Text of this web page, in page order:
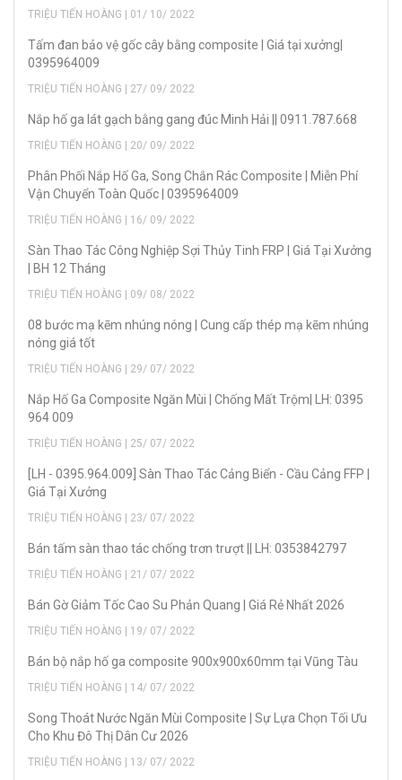
TRIỆU TIẾN HOÀNG | 01/ 10/ 2022
Tấm đan bảo vệ gốc cây bằng composite | Giá tại xưởng|
0395964009
TRIỆU TIẾN HOÀNG | 27/ 09/ 2022
Nắp hố ga lát gạch bằng gang đúc Minh Hải || 0911.787.668
TRIỆU TIẾN HOÀNG | 20/ 09/ 2022
Phân Phối Nắp Hố Ga, Song Chắn Rác Composite | Miễn Phí
Vận Chuyển Toàn Quốc | 0395964009
TRIỆU TIẾN HOÀNG | 16/ 09/ 2022
Sàn Thao Tác Công Nghiệp Sợi Thủy Tinh FRP | Giá Tại Xưởng
| BH 12 Tháng
TRIỆU TIẾN HOÀNG | 09/ 08/ 2022
08 bước mạ kẽm nhúng nóng | Cung cấp thép mạ kẽm nhúng
nóng giá tốt
TRIỆU TIẾN HOÀNG | 29/ 07/ 2022
Nắp Hố Ga Composite Ngăn Mùi | Chống Mất Trộm| LH: 0395
964 009
TRIỆU TIẾN HOÀNG | 25/ 07/ 2022
[LH - 0395.964.009] Sàn Thao Tác Cảng Biển - Cầu Cảng FFP |
Giá Tại Xưởng
TRIỆU TIẾN HOÀNG | 23/ 07/ 2022
Bán tấm sàn thao tác chống trơn trượt || LH: 0353842797
TRIỆU TIẾN HOÀNG | 21/ 07/ 2022
Bán Gờ Giảm Tốc Cao Su Phản Quang | Giá Rẻ Nhất 2026
TRIỆU TIẾN HOÀNG | 19/ 07/ 2022
Bán bộ nắp hố ga composite 900x900x60mm tại Vũng Tàu
TRIỆU TIẾN HOÀNG | 14/ 07/ 2022
Song Thoát Nước Ngăn Mùi Composite | Sự Lựa Chọn Tối Ưu
Cho Khu Đô Thị Dân Cư 2026
TRIỆU TIẾN HOÀNG | 13/ 07/ 2022